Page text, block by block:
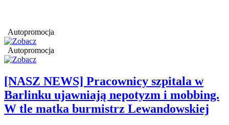
Autopromocja
Autopromocja
[NASZ NEWS] Pracownicy szpitala w
Barlinku ujawniają nepotyzm i mobbing.
W tle matka burmistrz Lewandowskiej